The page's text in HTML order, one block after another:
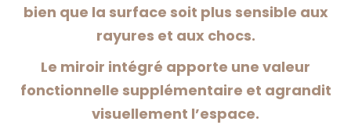
bien que la surface soit plus sensible aux
rayures et aux chocs.
Le miroir intégré apporte une valeur
fonctionnelle supplémentaire et agrandit
visuellement l’espace.